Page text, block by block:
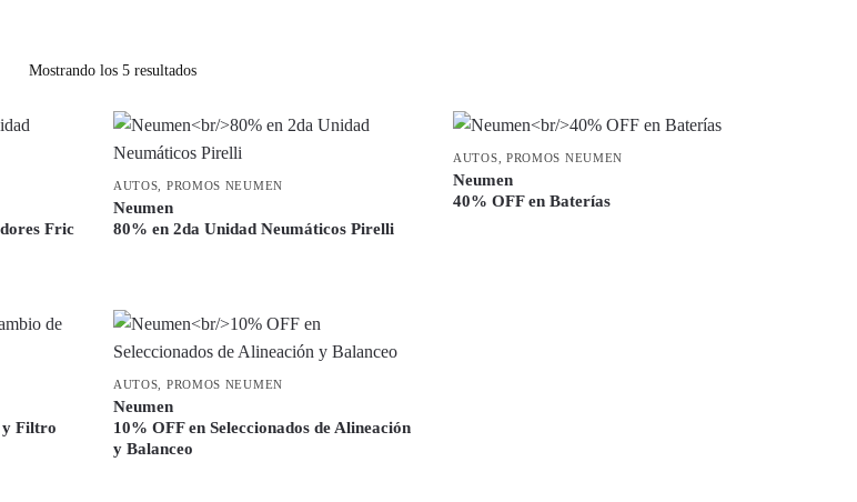
Mostrando los 5 resultados
Fric
AUTOS PROMOS NEUMEN
Neumen
80% en 2da Unidad Neumáticos Pirelli
AUTOS PROMOS NEUMEN
Neumen
40% OFF en Baterías
y Filtro
AUTOS PROMOS NEUMEN
Neumen
10% OFF en Seleccionados de Alineación
y Balanceo